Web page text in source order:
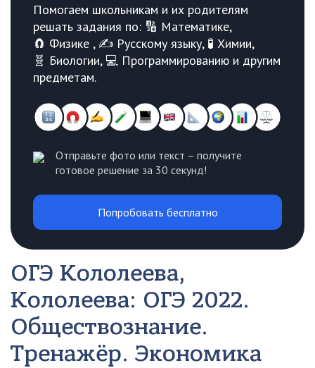
Помогаем школьникам и их родителям
решать задания по: 🔢 Математике,
🧲 Физике , ✍️ Русскому языку, 🧪 Химии,
🧬 Биологии, 💻 Программированию и другим
предметам.
Отправьте фото или текст – получите
готовое решение за 30 секунд!
Попробовать бесплатно
ОГЭ Кололеева,
Кололеева: ОГЭ 2022.
Обществознание.
Тренажёр. Экономика